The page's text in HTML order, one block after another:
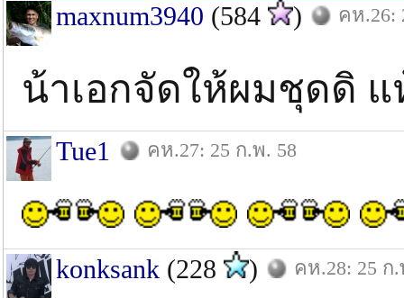
maxnum3940 (584 ) คห.26:
น้าเอกจัดให้ผมชุดดิ
Tue1 คห.27: 25 ก.พ. 58
konksank (228 ) คห.28: 25 ก